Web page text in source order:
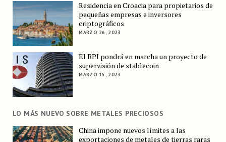
Residencia en Croacia para propietarios de
pequeñas empresas e inversores
criptográficos
MARZO 26, 2023
El BPI pondrá en marcha un proyecto de
supervisión de stablecoin
MARZO 15, 2023
LO MÁS NUEVO SOBRE METALES PRECIOSOS
China impone nuevos límites a las
exportaciones de metales de tierras raras